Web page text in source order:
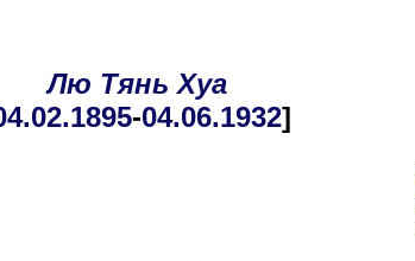
Лю Тянь Хуа
.1895-04.06.1932]